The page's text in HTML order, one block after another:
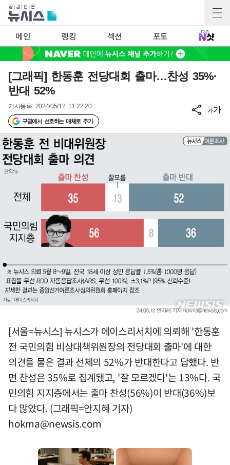
메인 랭킹 섹션 포토
[그래픽] 한동훈 전당대회 출마…찬성 35%·
반대 52%
기사등록 2024/05/12 11:22:20
구글에서 선호하는 매체로 추가
가가
[서울=뉴시스] 뉴시스가 에이스리서치에 의뢰해 '한동훈
전 국민의힘 비상대책위원장의 전당대회 출마'에 대한
의견을 물은 결과 전체의 52%가 반대한다고 답했다. 반
면 찬성은 35%로 집계됐고, '잘 모르겠다'는 13%다. 국
민의힘 지지층에서는 출마 찬성(56%)이 반대(36%)보
다 많았다. (그래픽=안지혜 기자)
hokma@newsis.com